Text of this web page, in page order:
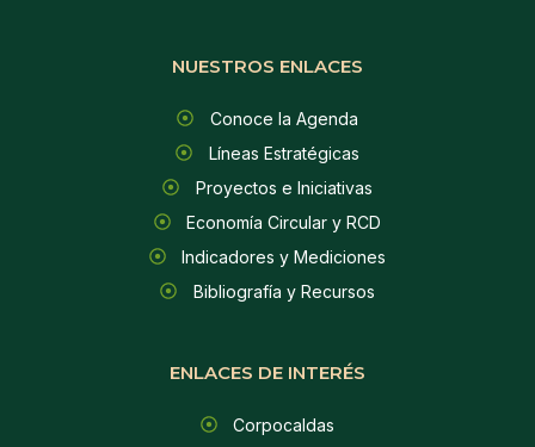
NUESTROS ENLACES
Conoce la Agenda
Líneas Estratégicas
Proyectos e Iniciativas
Economía Circular y RCD
Indicadores y Mediciones
Bibliografía y Recursos
ENLACES DE INTERÉS
Corpocaldas